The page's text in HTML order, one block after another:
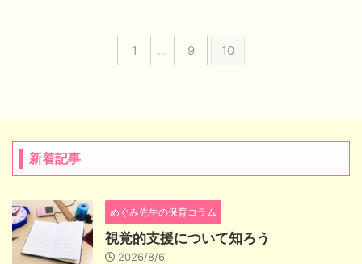
1 … 9 10
新着記事
めぐみ先生の保育コラム
視覚的支援について知ろう
2026/8/6